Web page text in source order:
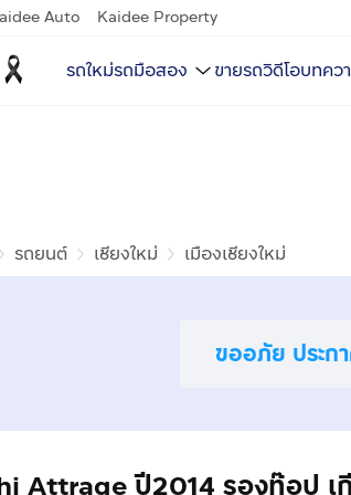
Auto Kaidee Property
รถใหม่รถมือสอง ขายรถวิดีโอบทคว
รถยนต์ เชียงใหม่ เมืองเชียงใหม่
ขออภัย ประก
Attrage ปี2014 รองท๊อป เ